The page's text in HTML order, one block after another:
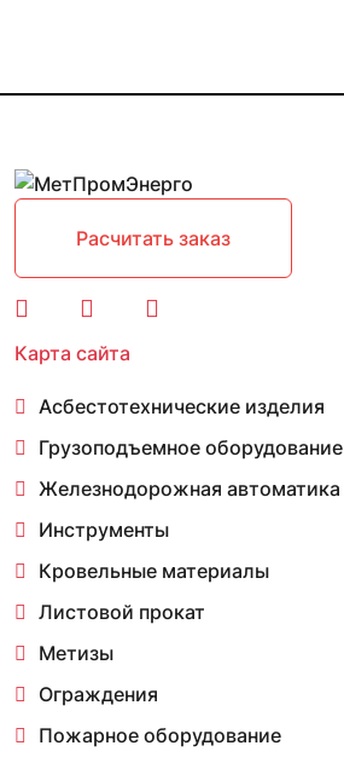
Расчитать заказ
Карта сайта
Асбестотехнические изделия
Грузоподъемное оборудование
Железнодорожная автоматика
Инструменты
Кровельные материалы
Листовой прокат
Метизы
Ограждения
Пожарное оборудование